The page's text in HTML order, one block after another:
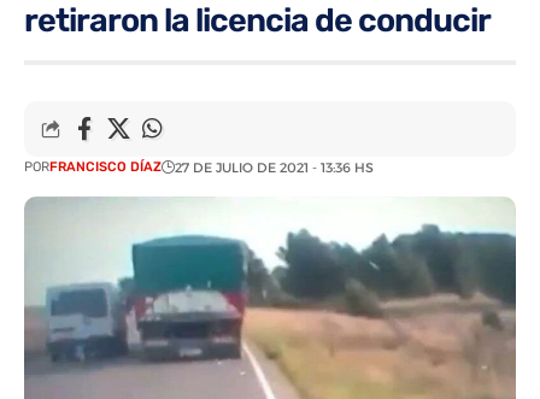
retiraron la licencia de conducir
PORFRANCISCO DÍAZ 27 DE JULIO DE 2021 - 13:36 HS